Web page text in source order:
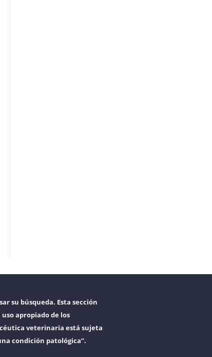
su búsqueda. Esta sección
apropiado de los
veterinaria está sujeta
condición patológica”.